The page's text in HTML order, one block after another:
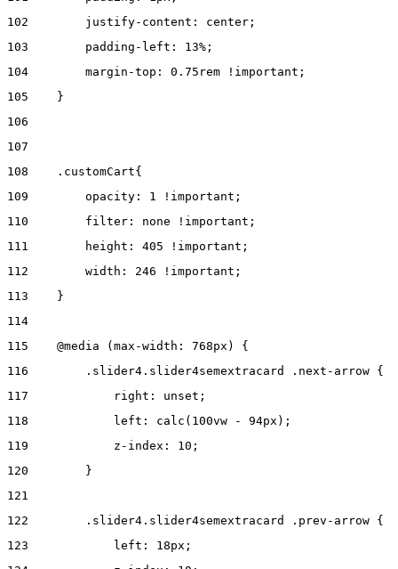
102
        justify-content: center;
103
        padding-left: 13%;
104
        margin-top: 0.75rem !important;
105
    }
106
107
108
    .customCart{
109
        opacity: 1 !important;
110
        filter: none !important;
111
        height: 405 !important;
112
        width: 246 !important;
113
    }
114
115
    @media (max-width: 768px) {
116
        .slider4.slider4semextracard .next-arrow {
117
            right: unset;
118
            left: calc(100vw - 94px);
119
            z-index: 10;
120
        }
121
122
        .slider4.slider4semextracard .prev-arrow {
123
            left: 18px;